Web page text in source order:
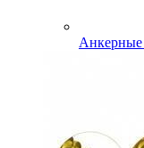
Анкерные